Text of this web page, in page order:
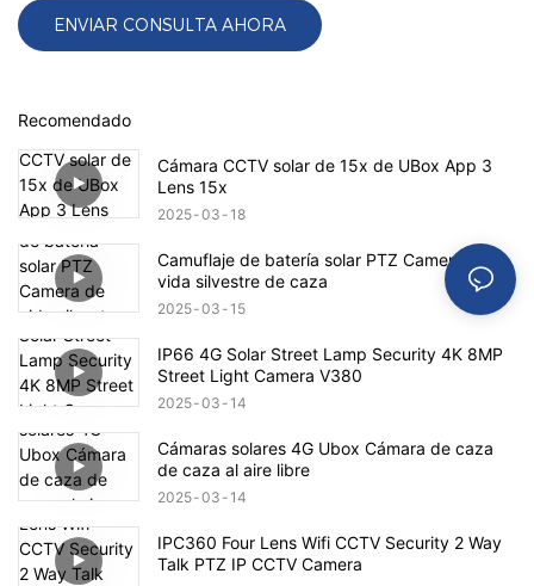
ENVIAR CONSULTA AHORA
Recomendado
Cámara CCTV solar de 15x de UBox App 3
Lens 15x
2025 03 18
Camuflaje de batería solar PTZ Camera de
vida silvestre de caza
2025 03 15
IP66 4G Solar Street Lamp Security 4K 8MP
Street Light Camera V380
2025 03 14
Cámaras solares 4G Ubox Cámara de caza
de caza al aire libre
2025 03 14
IPC360 Four Lens Wifi CCTV Security 2 Way
Talk PTZ IP CCTV Camera